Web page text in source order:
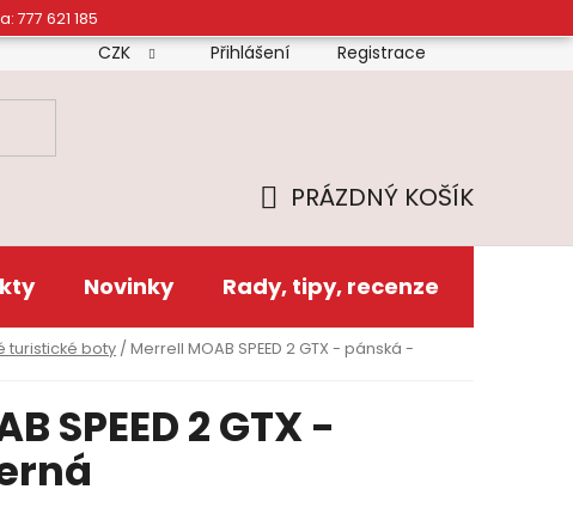
777 621 185
Doprava Platba Reklamační řád
CZK Přihlášení Registrace
KOŠÍK
PRÁZDNÝ KOŠÍK
Novinky Rady, tipy, recenze
turistické boty / Merrell MOAB SPEED 2 GTX - pánská -
SPEED 2 GTX -